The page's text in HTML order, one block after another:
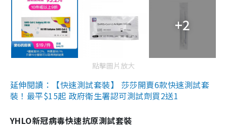
+2
點擊圖片放大
延伸閱讀：【快速測試套裝】 莎莎開賣6款快速測試套
裝！最平$15起 政府衛生署認可測試劑買2送1
YHLO新冠病毒快速抗原測試套裝